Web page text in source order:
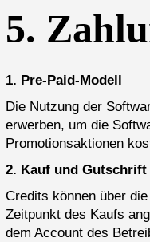
5.
1. Pre-Paid-Modell
Die Nutzung der
erwerben, um die
Promotionsaktionen
2. Kauf und
Credits können über
Zeitpunkt des Kaufs
dem Account des